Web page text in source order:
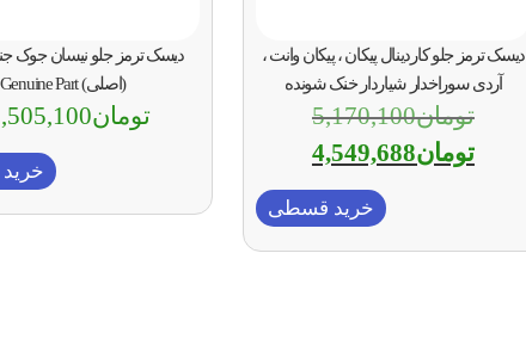
دیسک ترمز جلو کاردینال پیکان ، پیکان وانت ،
آردی سوراخدار شیاردار خنک شونده
تومان5,170,100
تومان4,549,688
خرید قسطی
دیسک ترمز جلو نیسان جوک
(اصلی) Genuine Part
تومان